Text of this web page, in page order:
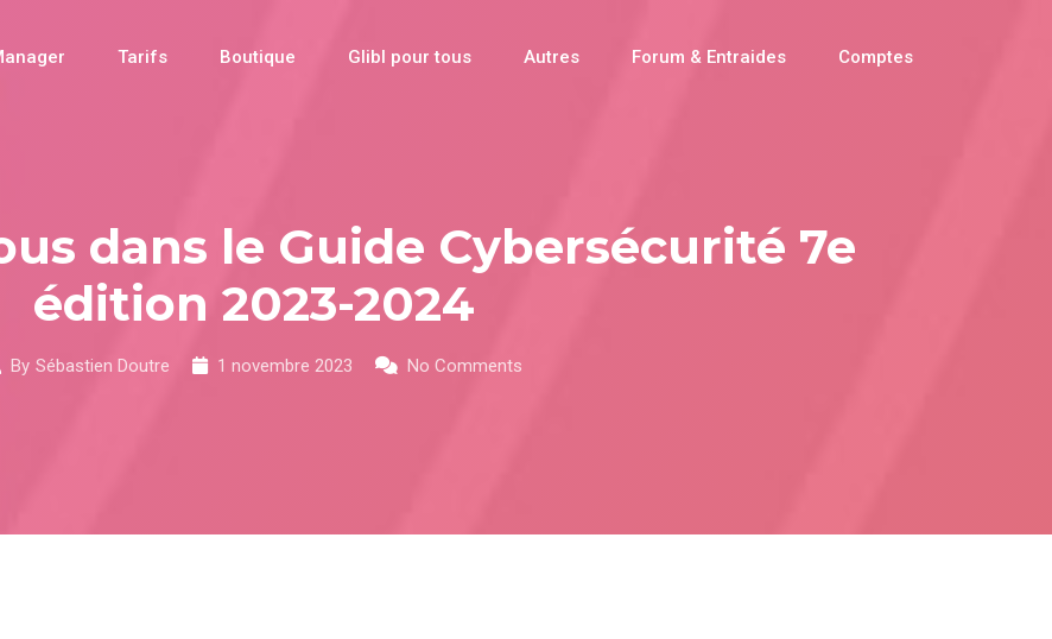
Tarifs Boutique Glibl pour tous Autres Forum & Entraides Comptes
dans le Guide Cybersécurité 7e
édition 2023-2024
By Sébastien Doutre 1 novembre 2023 No Comments